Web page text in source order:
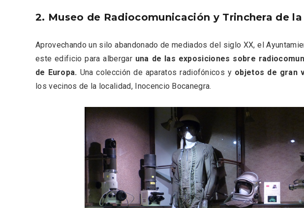
2. Museo de Radiocomunicación y Trinchera de
Aprovechando un silo abandonado de mediados del siglo XX, el
este edificio para albergar una de las exposiciones sobre
de Europa. Una colección de aparatos radiofónicos y objetos de gran
los vecinos de la localidad, Inocencio Bocanegra.
Enoturismo visitando la
Bodega Museo La Olmilla, en
Peñafiel
Paseo nocturno por
Valladolid